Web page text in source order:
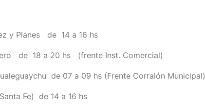
y Planes de 14 a 16 hs
de 18 a 20 hs (frente Inst. Comercial)
de 07 a 09 hs (Frente Corralón Municipal)
Fe) de 14 a 16 hs